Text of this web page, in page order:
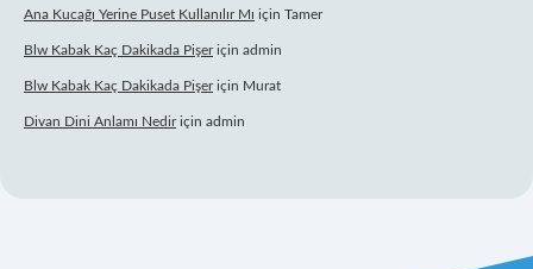
Ana Kucağı Yerine Puset Kullanılır Mı için Tamer
Blw Kabak Kaç Dakikada Pişeriçin admin
Blw Kabak Kaç Dakikada Pişeriçin Murat
Divan Dini Anlamı Nediriçin admin